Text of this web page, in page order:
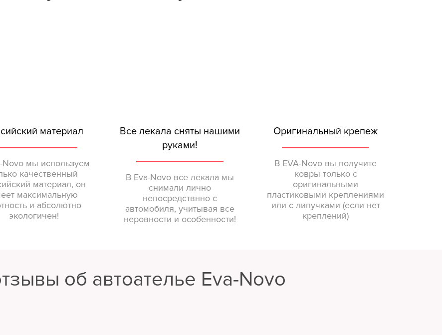
материал
Novo мы используем
качественный
материал, он
максимальную
и абсолютно
экологичен!
Все лекала сняты нашими
руками!
В Eva-Novo все лекала мы
снимали лично
непосредствнно с
автомобиля, учитывая все
неровности и особенности!
Оригинальный крепеж
В EVA-Novo вы получите
ковры только с
оригинальными
пластиковыми креплениями
или с липучками (если нет
креплений)
об автоателье Eva-Novo